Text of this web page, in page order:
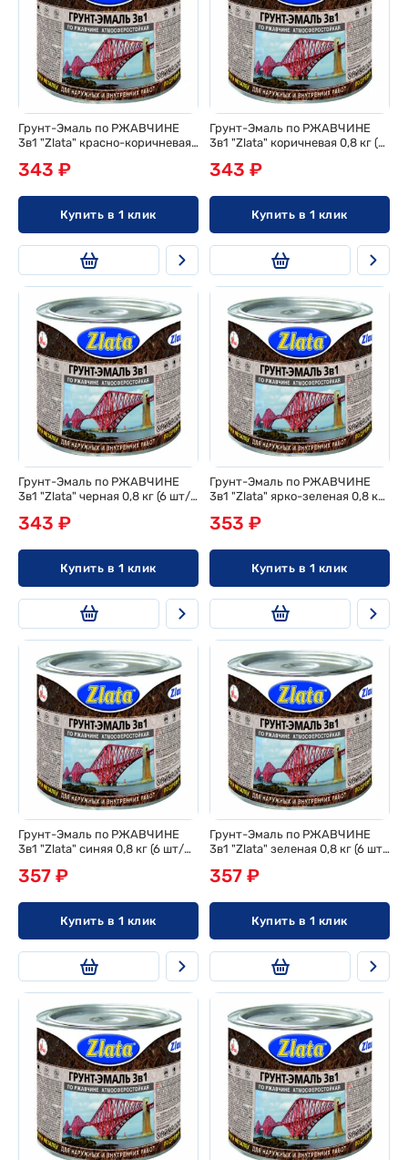
Грунт-Эмаль по РЖАВЧИНЕ
3в1 "Zlata" красно-коричневая
343 ₽
Купить в 1 клик
Грунт-Эмаль по РЖАВЧИНЕ
3в1 "Zlata" коричневая 0,8 кг (6
343 ₽
Купить в 1 клик
Грунт-Эмаль по РЖАВЧИНЕ
3в1 "Zlata" черная 0,8 кг (6 шт/
343 ₽
Купить в 1 клик
Грунт-Эмаль по РЖАВЧИНЕ
3в1 "Zlata" ярко-зеленая 0,8 кг
353 ₽
Купить в 1 клик
Грунт-Эмаль по РЖАВЧИНЕ
3в1 "Zlata" синяя 0,8 кг (6 шт/
357 ₽
Купить в 1 клик
Грунт-Эмаль по РЖАВЧИНЕ
3в1 "Zlata" зеленая 0,8 кг (6 шт/
357 ₽
Купить в 1 клик